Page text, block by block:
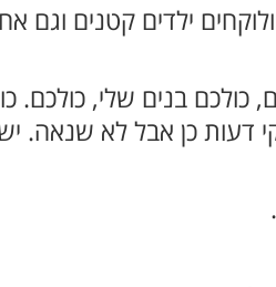
ילדים קטנים וגם
כולכם בנים שלי, כולכם.
דעות כן אבל לא שנאה.